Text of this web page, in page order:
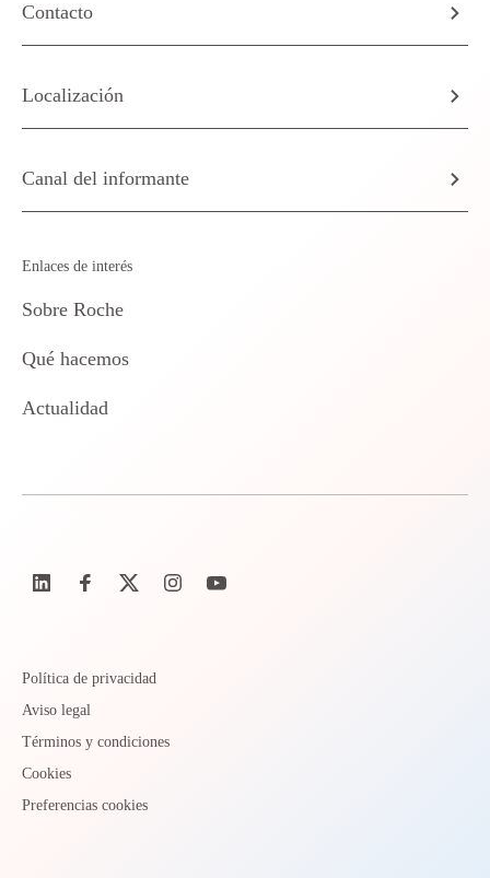
Contacto
Localización
Canal del informante
Enlaces de interés
Sobre Roche
Qué hacemos
Actualidad
Política de privacidad
Aviso legal
Términos y condiciones
Cookies
Preferencias cookies